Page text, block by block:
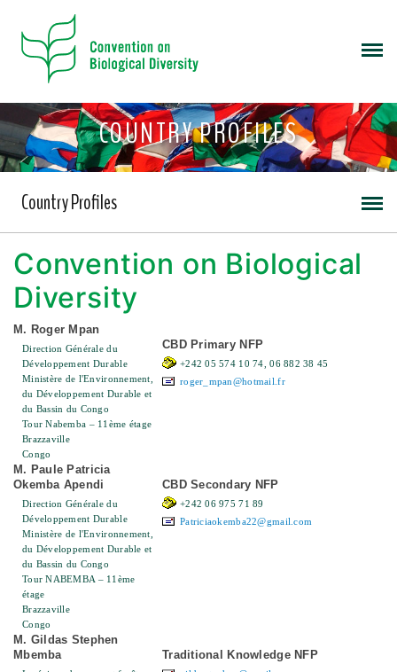
COUNTRY PROFILES
Country Profiles
Convention on Biological
Diversity
M. Roger Mpan
Direction Générale du
Développement Durable
Ministère de l'Environnement,
du Développement Durable et
du Bassin du Congo
Tour Nabemba – 11ème étage
Brazzaville
Congo
CBD Primary NFP
+242 05 574 10 74, 06 882 38 45
roger_mpan@hotmail.fr
M. Paule Patricia
Okemba Apendi
Direction Générale du
Développement Durable
Ministère de l'Environnement,
du Développement Durable et
du Bassin du Congo
Tour NABEMBA – 11ème
étage
Brazzaville
Congo
CBD Secondary NFP
+242 06 975 71 89
Patriciaokemba22@gmail.com
M. Gildas Stephen
Mbemba
Traditional Knowledge NFP